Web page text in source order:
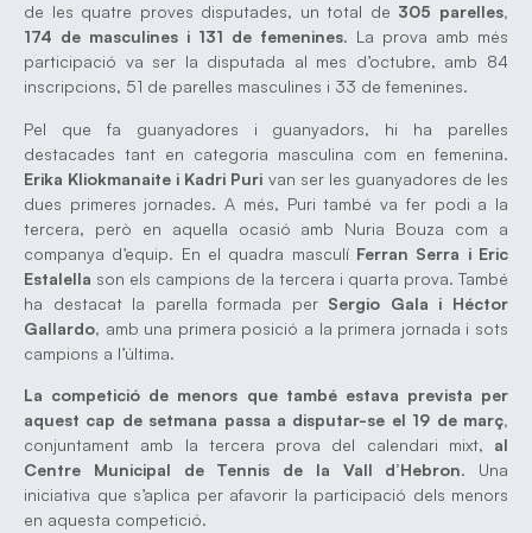
de les quatre proves disputades, un total de 305 parelles,
174 de masculines i 131 de femenines. La prova amb més
participació va ser la disputada al mes d’octubre, amb 84
inscripcions, 51 de parelles masculines i 33 de femenines.
Pel que fa guanyadores i guanyadors, hi ha parelles
destacades tant en categoria masculina com en femenina.
Erika Kliokmanaite i Kadri Puri van ser les guanyadores de les
dues primeres jornades. A més, Puri també va fer podi a la
tercera, però en aquella ocasió amb Nuria Bouza com a
companya d’equip. En el quadra masculí Ferran Serra i Eric
Estalella son els campions de la tercera i quarta prova. També
ha destacat la parella formada per Sergio Gala i Héctor
Gallardo, amb una primera posició a la primera jornada i sots
campions a l’última.
La competició de menors que també estava prevista per
aquest cap de setmana passa a disputar-se el 19 de març,
conjuntament amb la tercera prova del calendari mixt, al
Centre Municipal de Tennis de la Vall d’Hebron. Una
iniciativa que s’aplica per afavorir la participació dels menors
en aquesta competició.